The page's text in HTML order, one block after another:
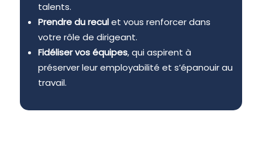
talents.
Prendre du reculet vous renforcer dans
votre rôle de dirigeant.
Fidéliser vos équipes, qui aspirent à
préserver leur employabilité et s’épanouir au
travail.